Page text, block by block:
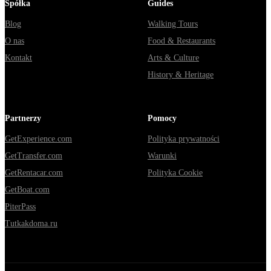
Spółka
Blog
O nas
Kontakt
Guides
Walking Tours
Food & Restaurants
Arts & Culture
History & Heritage
Partnerzy
GetExperience.com
GetTransfer.com
GetRentacar.com
GetBoat.com
PiterPass
Tutkakdoma.ru
Pomocy
Polityka prywatności
Warunki
Polityka Cookie